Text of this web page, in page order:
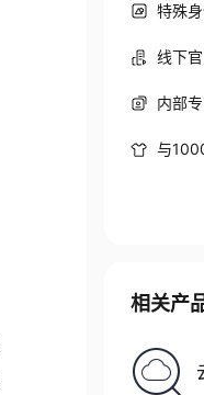
特殊
线下
内部
与
相关产